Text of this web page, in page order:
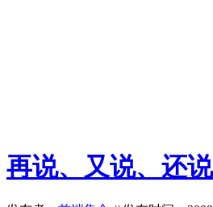
再说、又说、还